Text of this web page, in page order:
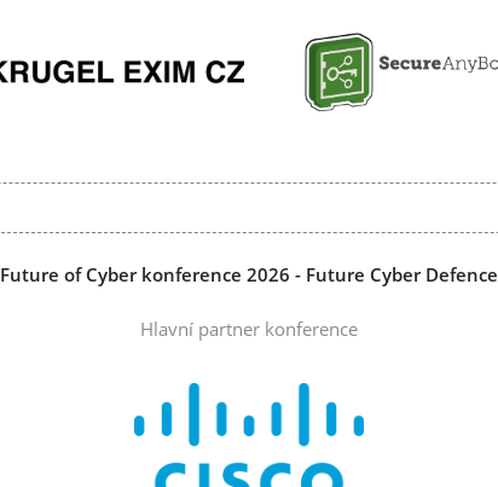
Future of Cyber konference 2026 - Future Cyber Defence
Hlavní partner konference